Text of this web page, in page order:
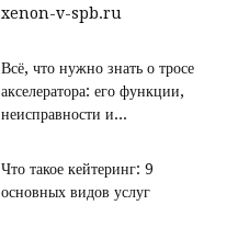
xenon-v-spb.ru
Всё, что нужно знать о тросе
акселератора: его функции,
неисправности и...
Что такое кейтеринг: 9
основных видов услуг